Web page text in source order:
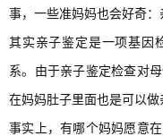
事，一些准妈妈也会好奇：
其实亲子鉴定是一项基因
系。由于亲子鉴定检查对
在妈妈肚子里面也是可以做
事实上，有哪个妈妈愿意